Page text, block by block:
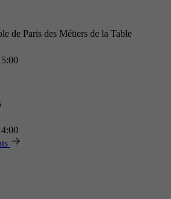
de Paris des Métiers de la Table